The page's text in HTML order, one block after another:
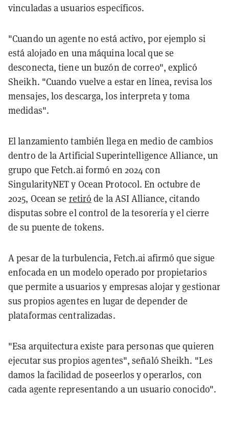
vinculadas a usuarios específicos.
"Cuando un agente no está activo, por ejemplo si
está alojado en una máquina local que se
desconecta, tiene un buzón de correo", explicó
Sheikh. "Cuando vuelve a estar en línea, revisa los
mensajes, los descarga, los interpreta y toma
medidas".
El lanzamiento también llega en medio de cambios
dentro de la Artificial Superintelligence Alliance, un
grupo que Fetch.ai formó en 2024 con
SingularityNET y Ocean Protocol. En octubre de
2025, Ocean se retiró de la ASI Alliance, citando
disputas sobre el control de la tesorería y el cierre
de su puente de tokens.
A pesar de la turbulencia, Fetch.ai afirmó que sigue
enfocada en un modelo operado por propietarios
que permite a usuarios y empresas alojar y gestionar
sus propios agentes en lugar de depender de
plataformas centralizadas.
"Esa arquitectura existe para personas que quieren
ejecutar sus propios agentes", señaló Sheikh. "Les
damos la facilidad de poseerlos y operarlos, con
cada agente representando a un usuario conocido".